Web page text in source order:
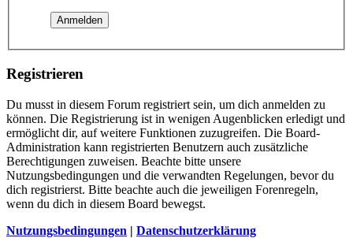
Registrieren
Du musst in diesem Forum registriert sein, um dich anmelden zu
können. Die Registrierung ist in wenigen Augenblicken erledigt und
ermöglicht dir, auf weitere Funktionen zuzugreifen. Die Board-
Administration kann registrierten Benutzern auch zusätzliche
Berechtigungen zuweisen. Beachte bitte unsere
Nutzungsbedingungen und die verwandten Regelungen, bevor du
dich registrierst. Bitte beachte auch die jeweiligen Forenregeln,
wenn du dich in diesem Board bewegst.
Nutzungsbedingungen | Datenschutzerklärung